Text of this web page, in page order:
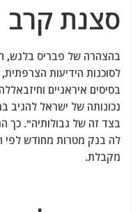
סצנת קרב
בהצהרה של פבריס בלנש,
לסוכנות הידיעות
בסיסים איראניים
נכונותה של ישראל להגיב
בצד זה של גבולותיה". כך
לה בנק מטרות מחודש לפי
מקבלת.